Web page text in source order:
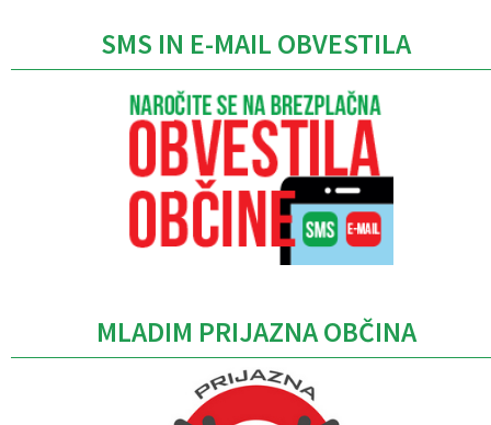
SMS IN E-MAIL OBVESTILA
MLADIM PRIJAZNA OBČINA